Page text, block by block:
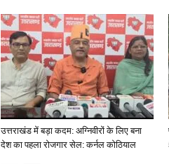
उत्तराखंड में बड़ा कदम: अग्निवीरों के लिए बना
देश का पहला रोजगार सेल: कर्नल कोठियाल